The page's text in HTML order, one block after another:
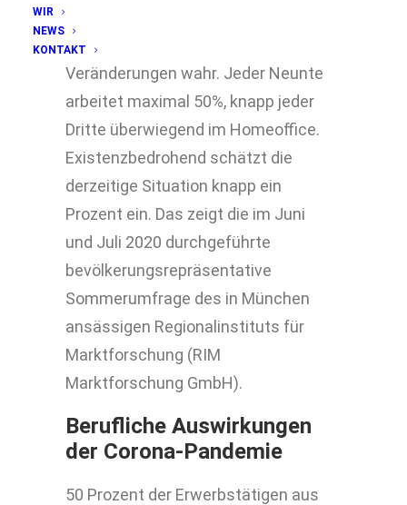
WIR
NEWS
KONTAKTpandemiebedingt starke berufliche
Veränderungen wahr. Jeder Neunte
arbeitet maximal 50%, knapp jeder
Dritte überwiegend im Homeoffice.
Existenzbedrohend schätzt die
derzeitige Situation knapp ein
Prozent ein. Das zeigt die im Juni
und Juli 2020 durchgeführte
bevölkerungsrepräsentative
Sommerumfrage des in München
ansässigen Regionalinstituts für
Marktforschung (RIM
Marktforschung GmbH).
Berufliche Auswirkungen
der Corona-Pandemie
50 Prozent der Erwerbstätigen aus